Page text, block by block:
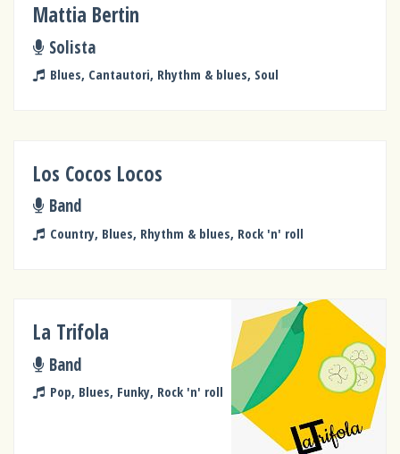
Mattia Bertin
Solista
Blues, Cantautori, Rhythm & blues, Soul
Los Cocos Locos
Band
Country, Blues, Rhythm & blues, Rock 'n' roll
La Trifola
Band
Pop, Blues, Funky, Rock 'n' roll